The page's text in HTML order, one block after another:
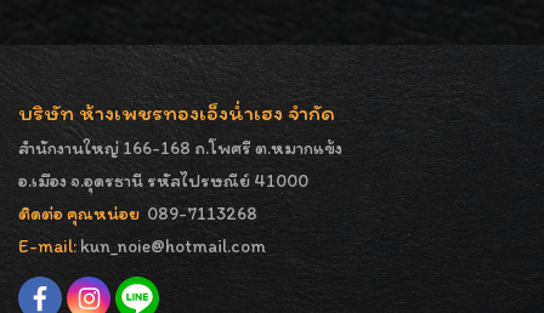
บริษัท ห้างเพชรทองเอ็งน่ำเฮง จำกัด
สำนักงานใหญ่ 166-168 ถ.โพศรี ต.หมากแข้ง
อ.เมือง จ.อุดรธานี รหัสไปรษณีย์ 41000
ติดต่อ คุณหน่อย 089-7113268
E-mail: kun_noie@hotmail.com